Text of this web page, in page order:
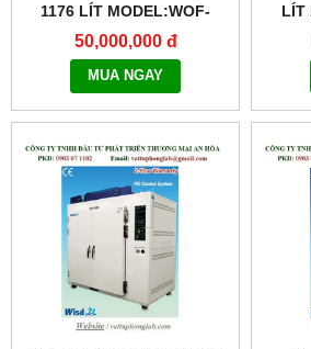
1176 LÍT MODEL:WOF-
L1000
50,000,000 đ
MUA NGAY
LÍT